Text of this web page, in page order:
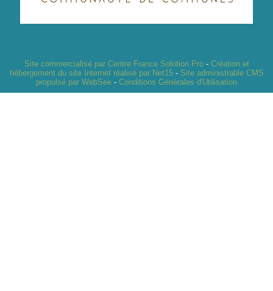
Site commercialisé par Centre France Solution Pro- Création et
hébergement du site Internet réalisé par Net15- Site administrable CMS
propulsé par WebSee - Conditions Générales d'Utilisation